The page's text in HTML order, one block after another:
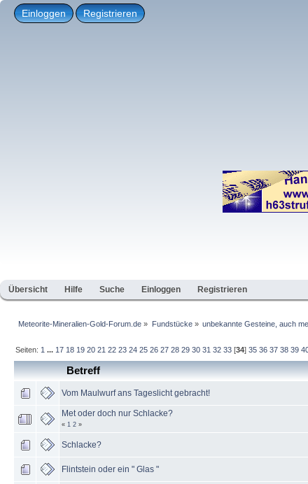
Einloggen Registrieren
Übersicht Hilfe Suche Einloggen Registrieren
Meteorite-Mineralien-Gold-Forum.de » Fundstücke» unbekannte Gesteine, auch
Seiten: 1 ... 17 18 19 20 21 22 23 24 25 26 27 28 29 30 31 32 33 [34]35 36 37 38 39
Betreff
Vom Maulwurf ans Tageslicht gebracht!
Met oder doch nur Schlacke?
« 1 2 »
Schlacke?
Flintstein oder ein " Glas "